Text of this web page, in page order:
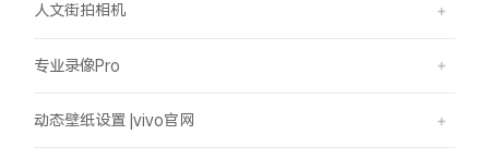
人文街拍相机
专业录像Pro
动态壁纸设置 |vivo官网